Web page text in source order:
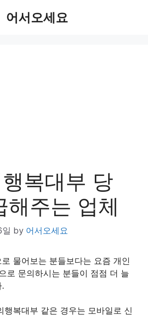
어서오세요
복대부 당
해주는 업체
by 어서오세요
물어보는 분들보다는 요즘 개인
로 문의하시는 분들이 점점 더 늘
.
행복대부 같은 경우는 모바일로 신